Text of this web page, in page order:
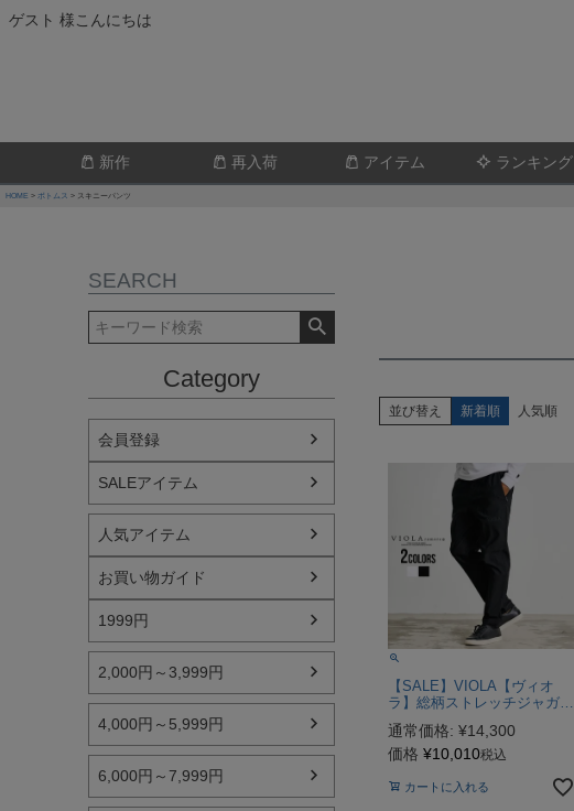
ゲスト 様こんにちは
新作 再入荷 アイテム ランキング
HOME ボトムス スキニーパンツ
SEARCH
Category
会員登録
SALEアイテム
人気アイテム
お買い物ガイド
1999円
2,000円～3,999円
4,000円～5,999円
6,000円～7,999円
並び替え 新着順 人気順
【SALE】VIOLA【ヴィオ
ラ】総柄ストレッチジャガー
ドロングパンツ/全2色
通常価格: ¥14,300
価格 ¥10,010税込
カートに入れる